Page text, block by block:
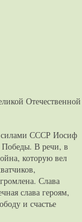
Отечественной
СССР Иосиф
Победы. В речи, в
которую вел
Слава
слава героям,
и счастье